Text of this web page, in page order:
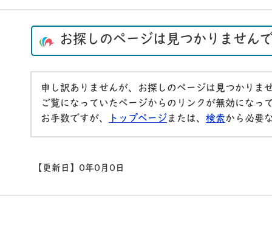
お探しのページは見つかりません
申し訳ありませんが、お探しのページは見つかりま
ご覧になっていたページからのリンクが無効にな
お手数ですが、
トップページ または、 検索から必要
【更新日】 0年0月0日